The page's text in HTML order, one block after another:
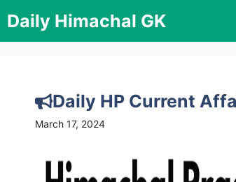
to
content
Daily Himachal GK
Daily HP Current
March 17, 2024